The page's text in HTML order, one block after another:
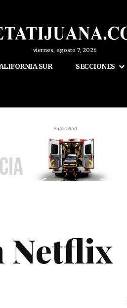
viernes, agosto 7, 2026
SUR SECCIONES
Publicidad
Netflix